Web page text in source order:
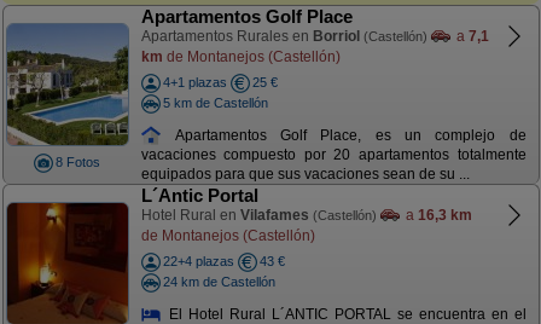
8 Fotos
Apartamentos Golf Place
Apartamentos Rurales en Borriol (Castellón) a 7,1
km de Montanejos (Castellón)
4+1 plazas
25 €
5 km de Castellón
Apartamentos Golf Place, es un complejo de
vacaciones compuesto por 20 apartamentos totalmente
equipados para que sus vacaciones sean de su ...
L´Antic Portal
Hotel Rural en Vilafames (Castellón) a 16,3 km
de Montanejos (Castellón)
22+4 plazas
43 €
24 km de Castellón
El Hotel Rural L´ANTIC PORTAL se encuentra en el